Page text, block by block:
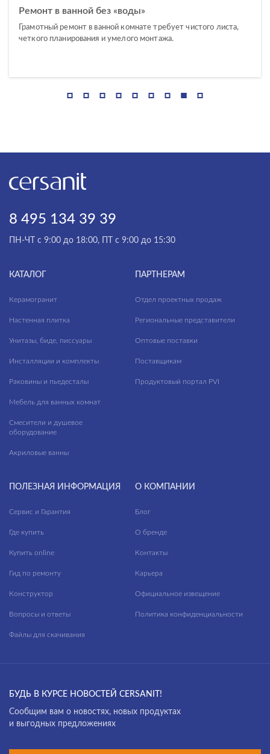
Ремонт в ванной без «воды»
Грамотный ремонт в ванной комнате требует чистого листа,
четкого планирования и умелого монтажа.
8 495 134 39 39
ПН-ЧТ с 9:00 до 18:00, ПТ с 9:00 до 15:30
КАТАЛОГ
Керамогранит
Настенная плитка
Унитазы, биде, писсуары
Инсталляции и комплекты
Раковины и пьедесталы
Мебель для ванных комнат
Смесители и душевое
оборудование
Акриловые ванны
ПАРТНЕРАМ
Отдел проектных продаж
Региональные представители
Оптовые поставки
Поставщикам
Продуктовый портал PVI
ПОЛЕЗНАЯ ИНФОРМАЦИЯ
Сервис и Гарантия
Где купить
Купить online
Гид по ремонту
Конструктор
Вопросы и ответы
Файлы для скачивания
О КОМПАНИИ
Блог
О бренде
Контакты
Карьера
Официальное извещение
Политика конфиденциальности
БУДЬ В КУРСЕ НОВОСТЕЙ CERSANIT!
Cообщим вам о новостях, новых продуктах
и выгодных предложениях